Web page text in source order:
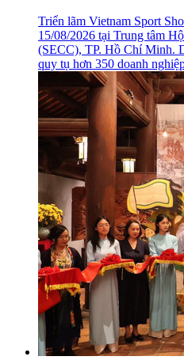
Triển lãm Vietnam Sport
15/08/2026 tại Trung tâm
(SECC), TP. Hồ Chí Minh.
quy tụ hơn 350 doanh